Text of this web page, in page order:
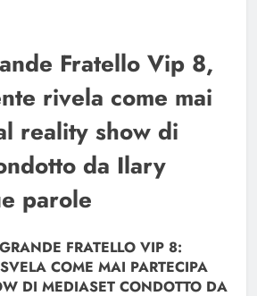
Fratello Vip 8,
rivela come mai
reality show di
da Ilary
parole
FRATELLO VIP 8:
COME MAI PARTECIPA
DI MEDIASET CONDOTTO DA